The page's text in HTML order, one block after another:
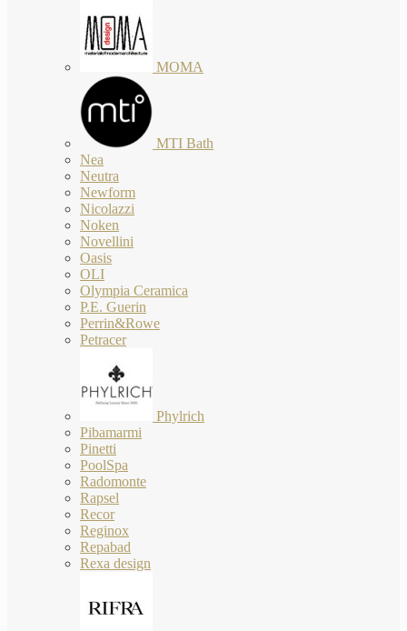
MOMA
MTI Bath
Nea
Neutra
Newform
Nicolazzi
Noken
Novellini
Oasis
OLI
Olympia Ceramica
P.E. Guerin
Perrin&Rowe
Petracer
Phylrich
Pibamarmi
Pinetti
PoolSpa
Radomonte
Rapsel
Recor
Reginox
Repabad
Rexa design